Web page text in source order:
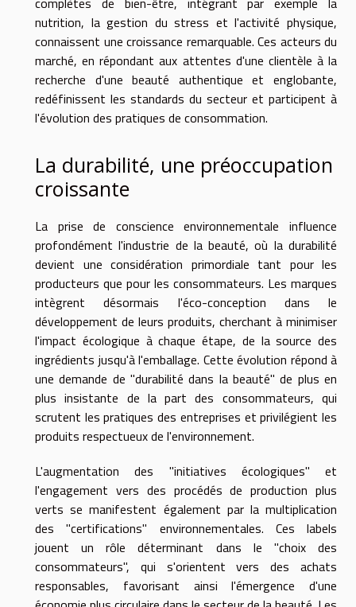
nutrition, la gestion du stress et l'activité physique,
connaissent une croissance remarquable. Ces acteurs du
marché, en répondant aux attentes d'une clientèle à la
recherche d'une beauté authentique et englobante,
redéfinissent les standards du secteur et participent à
l'évolution des pratiques de consommation.
La durabilité, une préoccupation
croissante
La prise de conscience environnementale influence
profondément l'industrie de la beauté, où la durabilité
devient une considération primordiale tant pour les
producteurs que pour les consommateurs. Les marques
intègrent désormais l'éco-conception dans le
développement de leurs produits, cherchant à minimiser
l'impact écologique à chaque étape, de la source des
ingrédients jusqu'à l'emballage. Cette évolution répond à
une demande de "durabilité dans la beauté" de plus en
plus insistante de la part des consommateurs, qui
scrutent les pratiques des entreprises et privilégient les
produits respectueux de l'environnement.
L'augmentation des "initiatives écologiques" et
l'engagement vers des procédés de production plus
verts se manifestent également par la multiplication
des "certifications" environnementales. Ces labels
jouent un rôle déterminant dans le "choix des
consommateurs", qui s'orientent vers des achats
responsables, favorisant ainsi l'émergence d'une